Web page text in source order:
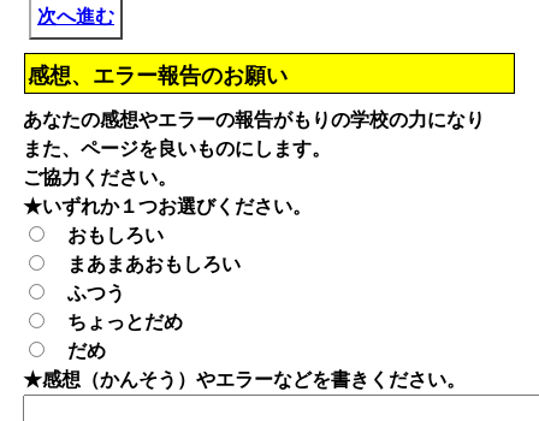
次へ進む
感想、エラー報告のお願い
あなたの感想やエラーの報告がもりの学校の力になり
また、ページを良いものにします。
ご協力ください。
★いずれか１つお選びください。
おもしろい
まあまあおもしろい
ふつう
ちょっとだめ
だめ
★感想（かんそう）やエラーなどを書きください。